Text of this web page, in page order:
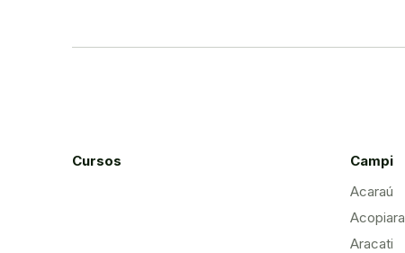
Cursos
Campi
Acaraú
Acopiara
Aracati